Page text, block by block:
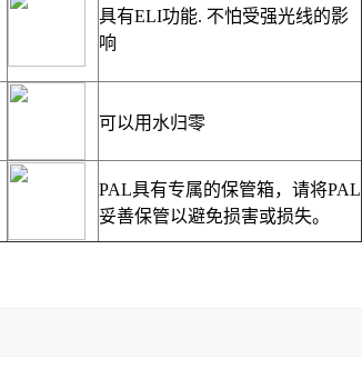
具有ELI功能. 不怕受强光线的影
响
可以用水归零
PAL具有专属的保管箱，请将PAL
妥善保管以避免损害或损失。